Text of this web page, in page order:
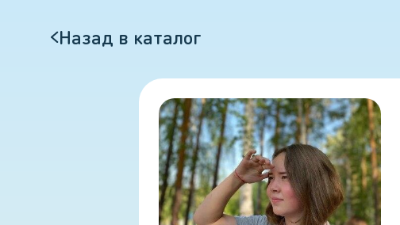
Няня с музыкальным
Няня с английским
Няня для школьника
Няня для дошкольников
Няня бабушка
Назад в каталог